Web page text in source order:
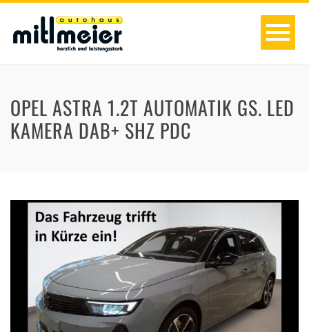
OPEL ASTRA 1.2T AUTOMATIK GS. LED
KAMERA DAB+ SHZ PDC